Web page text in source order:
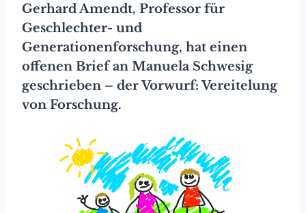
Gerhard Amendt, Professor für
Geschlechter- und
Generationenforschung, hat einen
offenen Brief an Manuela Schwesig
geschrieben – der Vorwurf: Vereitelung
von Forschung.